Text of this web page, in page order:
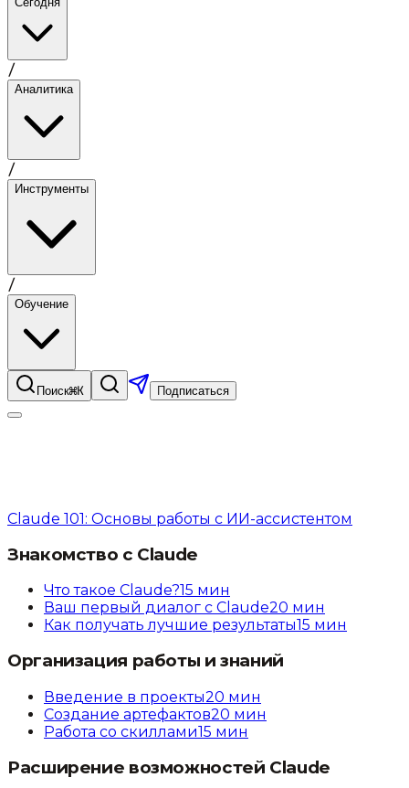
/
Аналитика
/
Инструменты
/
Обучение
Поиск⌘K Подписаться
Claude 101: Основы работы с ИИ-ассистентом
Знакомство с Claude
Что такое Claude?15 мин
Ваш первый диалог с Claude20 мин
Как получать лучшие результаты15 мин
Организация работы и знаний
Введение в проекты20 мин
Создание артефактов20 мин
Работа со скиллами15 мин
Расширение возможностей Claude